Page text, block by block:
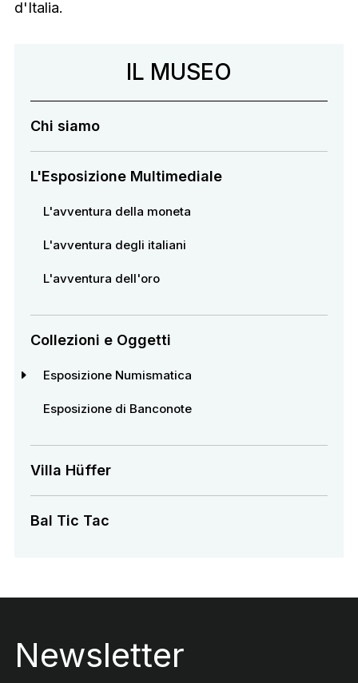
d'Italia.
Navigazione secondaria
IL MUSEO
Chi siamo
L'Esposizione Multimediale
L'avventura della moneta
L'avventura degli italiani
L'avventura dell'oro
Collezioni e Oggetti
Esposizione Numismatica
Esposizione di Banconote
Villa Hüffer
Bal Tic Tac
Newsletter